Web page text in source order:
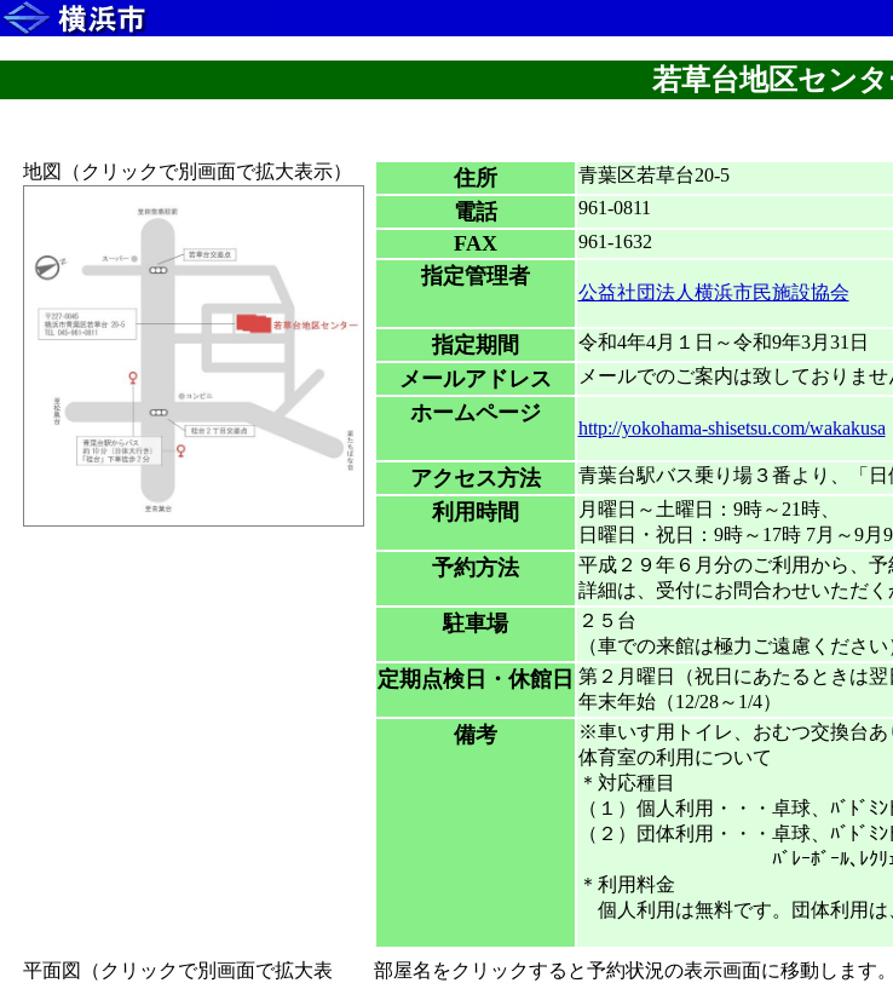
若草台地区セン
地図（クリックで別画面で拡大表示）
住所 青葉区若草台20-5
電話 961-0811
FAX 961-1632
指定管理者
公益社団法人横浜市民施設協会
指定期間 令和4年4月１日～令和9年3月31日
メールアドレス メールでのご案内は致しておりま
ホームページ
http://yokohama-shisetsu.com/wakakusa
アクセス方法 青葉台駅バス乗り場３番より、「
利用時間
月曜日～土曜日：9時～21時、
日曜日・祝日：9時～17時 7月～9月
予約方法
平成２９年６月分のご利用から、
詳細は、受付にお問合わせいただ
駐車場
２５台
（車での来館は極力ご遠慮ください
定期点検日・休館日 第２月曜日（祝日にあたるときは翌
年末年始（12/28～1/4）
備考
※車いす用トイレ、おむつ交換台あ
体育室の利用について
＊対応種目
（１）個人利用・・・卓球、ﾊﾞﾄﾞﾐﾝ
（２）団体利用・・・卓球、ﾊﾞﾄﾞﾐﾝ
ﾊﾞﾚｰﾎﾞｰﾙ､ﾚｸﾘｪｰｼ
＊利用料金
個人利用は無料です。団体利用
平面図（クリックで別画面で拡大表
部屋名をクリックすると予約状況の表示画面に移動します